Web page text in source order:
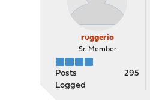
ruggerio
Sr. Member
Posts
295
Logged